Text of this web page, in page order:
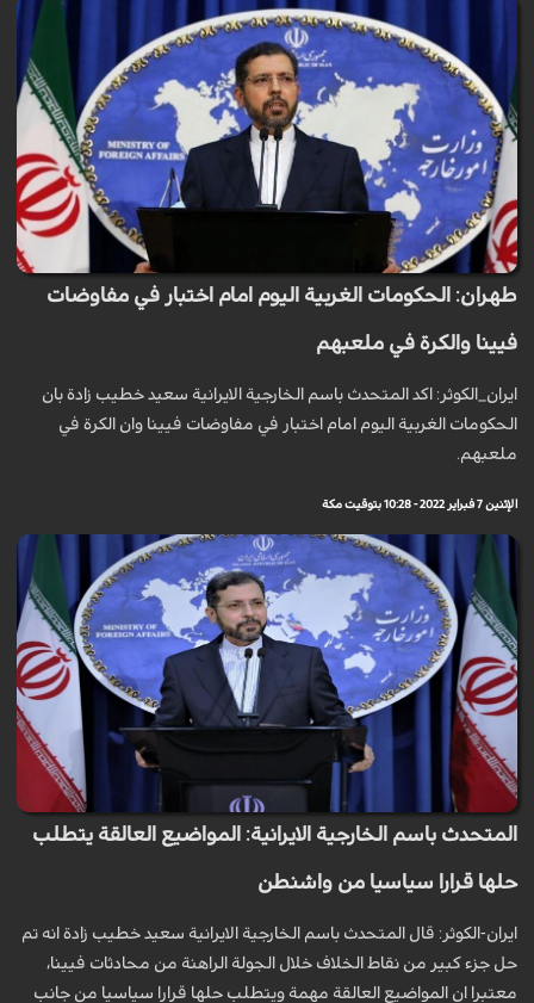
طهران: الحكومات الغربية اليوم امام اختبار في مفاوضات
فيينا والكرة في ملعبهم
ايران_الكوثر: اكد المتحدث باسم الخارجية الايرانية سعيد خطيب زادة بان
الحكومات الغربية اليوم امام اختبار في مفاوضات فيينا وان الكرة في
ملعبهم.
الإثنين 7 فبراير 2022 - 10:28 بتوقيت مكة
المتحدث باسم الخارجية الايرانية: المواضيع العالقة يتطلب
حلها قرارا سياسيا من واشنطن
ايران-الكوثر: قال المتحدث باسم الخارجية الايرانية سعيد خطيب زادة انه تم
حل جزء كبير من نقاط الخلاف خلال الجولة الراهنة من محادثات فيينا،
معتبرا ان المواضيع العالقة مهمة ويتطلب حلها قرارا سياسيا من جانب